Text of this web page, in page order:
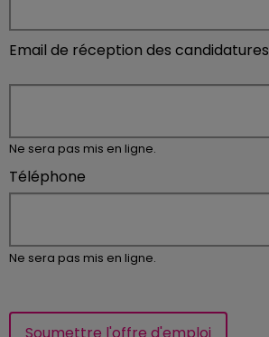
Email de réception des candidatures
Ne sera pas mis en ligne.
Téléphone
Ne sera pas mis en ligne.
Soumettre l'offre d'emploi